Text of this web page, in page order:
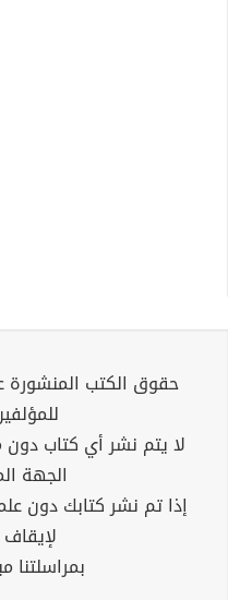
حقوق الكتب المنشورة
لا يتم نشر أي كتاب
الجهة
إذا تم نشر كتابك دون
بمراسلتنا